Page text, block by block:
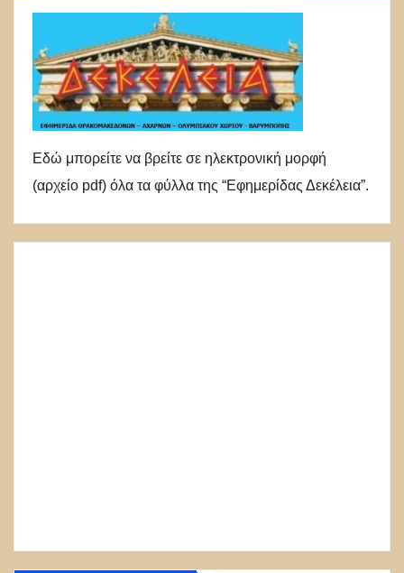
Εδώ μπορείτε να βρείτε σε ηλεκτρονική μορφή
(αρχείο pdf) όλα τα φύλλα της “Εφημερίδας Δεκέλεια”.